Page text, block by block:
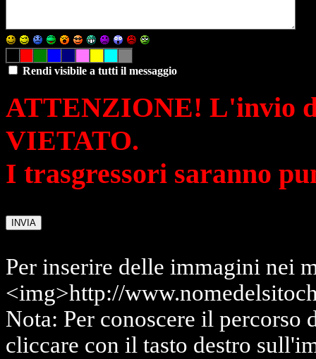
Rendi visibile a tutti il messaggio
ATTENZIONE! L'invio
VIETATO.
I trasgressori saranno
Per inserire delle immagini nei
<img>http://
Nota: Per conoscere il percorso
cliccare con il tasto destro